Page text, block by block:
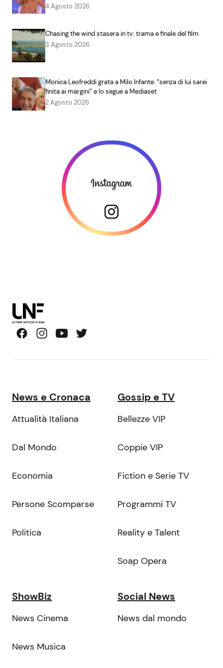
4 Agosto 2026
Chasing the wind stasera in tv: trama e finale del film
3 Agosto 2026
Monica Leofreddi grata a Milo Infante: “senza di lui sarei
finita ai margini” e lo segue a Mediaset
2 Agosto 2026
News e Cronaca
Attualità Italiana
Dal Mondo
Economia
Persone Scomparse
Politica
Gossip e TV
Bellezze VIP
Coppie VIP
Fiction e Serie TV
Programmi TV
Reality e Talent
Soap Opera
ShowBiz
News Cinema
News Musica
Social News
News dal mondo